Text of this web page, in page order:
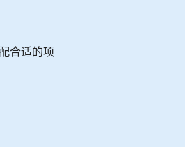
合适的项